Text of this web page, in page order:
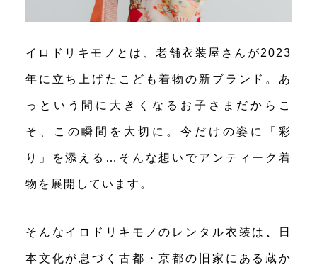
イロドリキモノとは、老舗衣装屋さんが2023
年に立ち上げたこども着物の新ブランド。あ
っという間に大きくなるお子さまだからこ
そ、この瞬間を大切に。今だけの姿に「彩
り」を添える…そんな想いでアンティーク着
物を展開しています。
そんなイロドリキモノのレンタル衣装は 、 日
本文化が息づく古都・京都の旧家にある蔵か